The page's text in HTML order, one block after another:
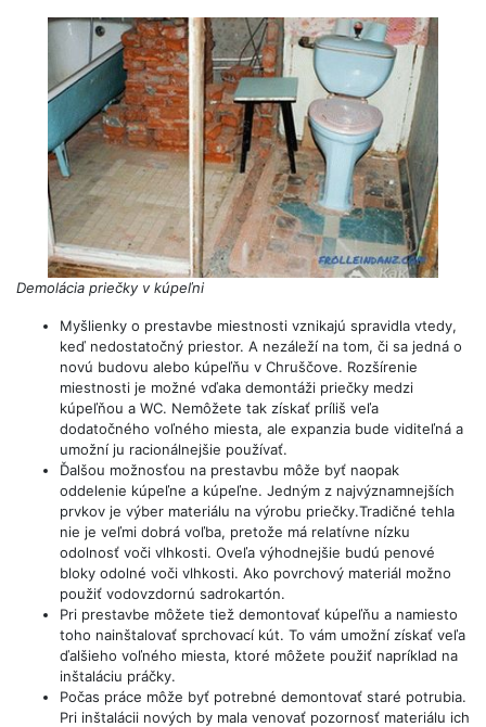
Demolácia priečky v kúpeľni
Myšlienky o prestavbe miestnosti vznikajú spravidla vtedy,
keď nedostatočný priestor. A nezáleží na tom, či sa jedná o
novú budovu alebo kúpeľňu v Chruščove. Rozšírenie
miestnosti je možné vďaka demontáži priečky medzi
kúpeľňou a WC. Nemôžete tak získať príliš veľa
dodatočného voľného miesta, ale expanzia bude viditeľná a
umožní ju racionálnejšie používať.
Ďalšou možnosťou na prestavbu môže byť naopak
oddelenie kúpeľne a kúpeľne. Jedným z najvýznamnejších
prvkov je výber materiálu na výrobu priečky.Tradičné tehla
nie je veľmi dobrá voľba, pretože má relatívne nízku
odolnosť voči vlhkosti. Oveľa výhodnejšie budú penové
bloky odolné voči vlhkosti. Ako povrchový materiál možno
použiť vodovzdornú sadrokartón.
Pri prestavbe môžete tiež demontovať kúpeľňu a namiesto
toho nainštalovať sprchovací kút. To vám umožní získať veľa
ďalšieho voľného miesta, ktoré môžete použiť napríklad na
inštaláciu práčky.
Počas práce môže byť potrebné demontovať staré potrubia.
Pri inštalácii nových by mala venovať pozornosť materiálu ich